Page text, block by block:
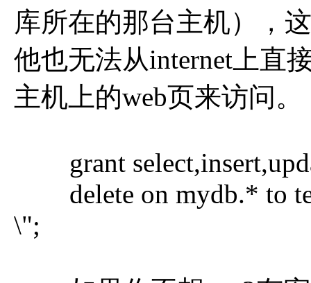
库所在的那台主机），
他也无法从internet上直
主机上的web页来访问。
grant
delete on mydb.* to
\";